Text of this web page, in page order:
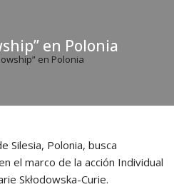
en Polonia
en Polonia
Silesia, Polonia, busca
el marco de la acción Individual
Skłodowska-Curie.